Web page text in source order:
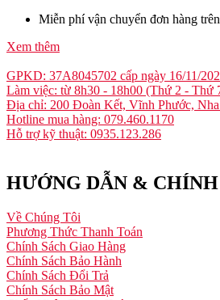
Miễn phí vận chuyển đơn hàng
Xem thêm
GPKD: 37A8045702 cấp ngày 16/11/
Làm việc: từ 8h30 - 18h00 (Thứ 2 - Thứ
Địa chỉ: 200 Đoàn Kết, Vĩnh Phước,
Hotline mua hàng: 079.460.1170
Hỗ trợ kỹ thuật: 0935.123.286
HƯỚNG DẪN &
Về Chúng Tôi
Phương Thức Thanh Toán
Chính Sách Giao Hàng
Chính Sách Bảo Hành
Chính Sách Đổi Trả
Chính Sách Bảo Mật